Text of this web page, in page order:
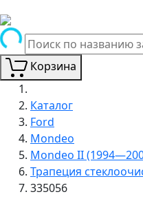
Корзина
Каталог
Ford
Mondeo
Mondeo II
Трапеция
335056